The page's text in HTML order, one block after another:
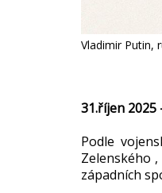
Vladimir Putin,
31.říjen 2025
Podle
Zelenského
západních